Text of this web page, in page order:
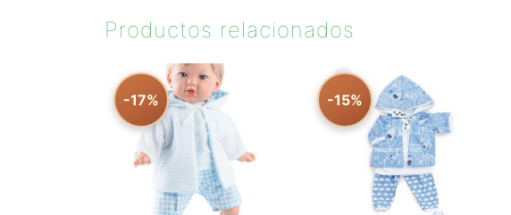
Productos relacionados
-17% -15%